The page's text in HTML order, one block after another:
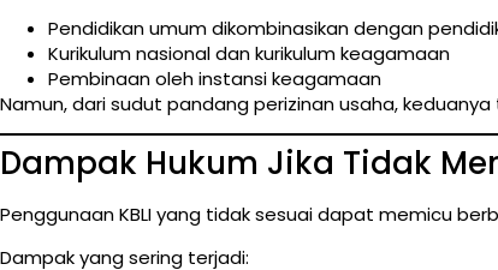
Pendidikan umum dikombinasikan dengan
Kurikulum nasional dan kurikulum keagamaan
Pembinaan oleh instansi keagamaan
Namun, dari sudut pandang perizinan usaha,
Dampak Hukum Jika Tidak
Penggunaan KBLI yang tidak sesuai dapat memicu
Dampak yang sering terjadi: